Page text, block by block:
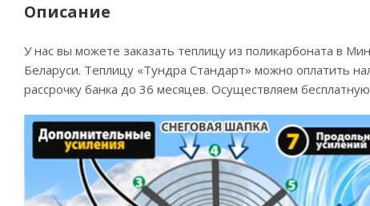
Описание
У нас вы можете заказать теплицу из поликарбоната в
Беларуси. Теплицу «Тундра Стандарт» можно оплатить
рассрочку банка до 36 месяцев. Осуществляем